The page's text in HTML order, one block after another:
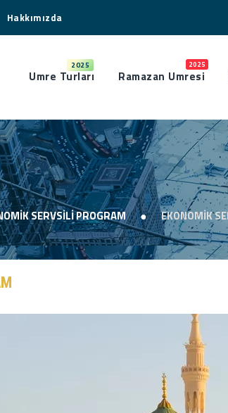
Hakkımızda
Umre Turları
2025
Ramazan Umresi
2025
SERVSİLİ PROGRAM EKONOMİK